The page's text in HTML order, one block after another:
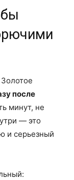
после
минут, не
— это
и серьезный